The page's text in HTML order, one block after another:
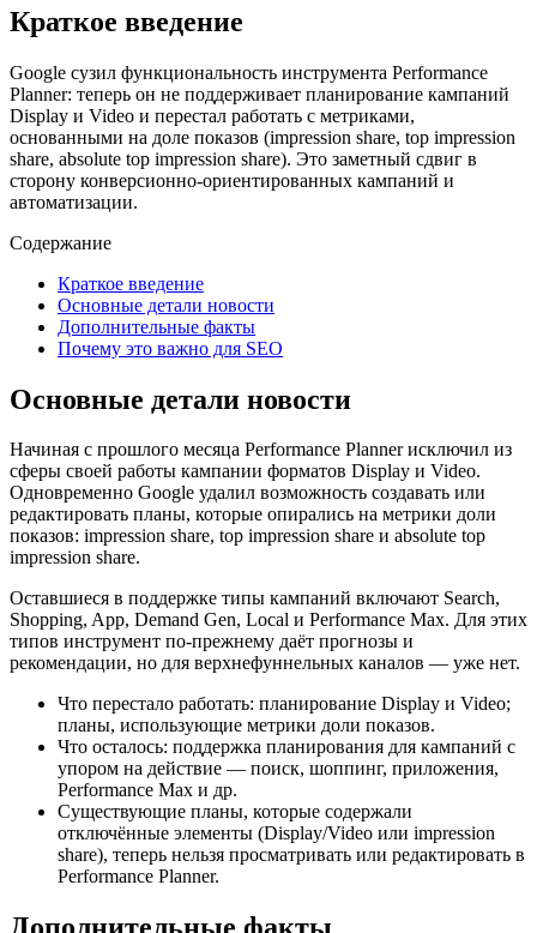
Краткое введение
Google сузил функциональность инструмента Performance
Planner: теперь он не поддерживает планирование кампаний
Display и Video и перестал работать с метриками,
основанными на доле показов (impression share, top impression
share, absolute top impression share). Это заметный сдвиг в
сторону конверсионно-ориентированных кампаний и
автоматизации.
Содержание
Краткое введение
Основные детали новости
Дополнительные факты
Почему это важно для SEO
Основные детали новости
Начиная с прошлого месяца Performance Planner исключил из
сферы своей работы кампании форматов Display и Video.
Одновременно Google удалил возможность создавать или
редактировать планы, которые опирались на метрики доли
показов: impression share, top impression share и absolute top
impression share.
Оставшиеся в поддержке типы кампаний включают Search,
Shopping, App, Demand Gen, Local и Performance Max. Для этих
типов инструмент по-прежнему даёт прогнозы и
рекомендации, но для верхнефуннельных каналов — уже нет.
Что перестало работать: планирование Display и Video;
планы, использующие метрики доли показов.
Что осталось: поддержка планирования для кампаний с
упором на действие — поиск, шоппинг, приложения,
Performance Max и др.
Существующие планы, которые содержали
отключённые элементы (Display/Video или impression
share), теперь нельзя просматривать или редактировать в
Performance Planner.